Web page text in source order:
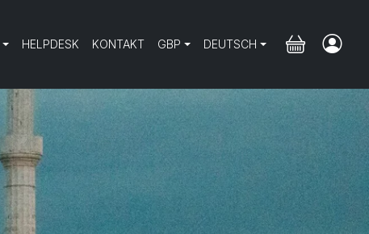
HELPDESK KONTAKT GBP DEUTSCH